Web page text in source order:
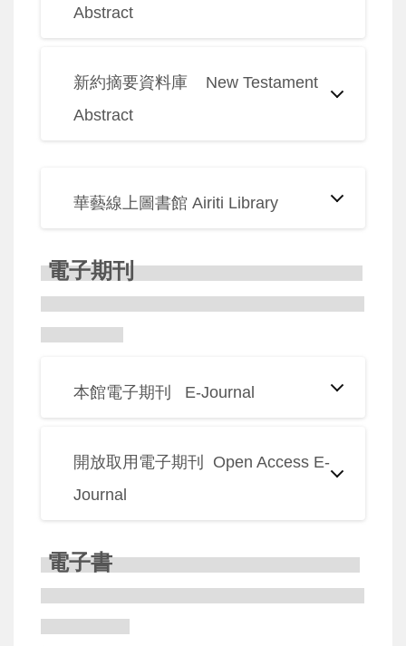
Abstract
新約摘要資料庫 New Testament
Abstract
華藝線上圖書館 Airiti Library
電子期刊
本館電子期刊 E-Journal
開放取用電子期刊 Open Access E-
Journal
電子書